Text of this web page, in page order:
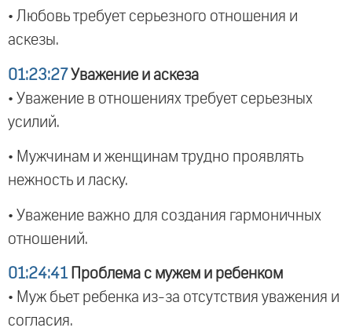
• Любовь требует серьезного отношения и
аскезы.
01:23:27 Уважение и аскеза
• Уважение в отношениях требует серьезных
усилий.
• Мужчинам и женщинам трудно проявлять
нежность и ласку.
• Уважение важно для создания гармоничных
отношений.
01:24:41 Проблема с мужем и ребенком
• Муж бьет ребенка из-за отсутствия уважения и
согласия.